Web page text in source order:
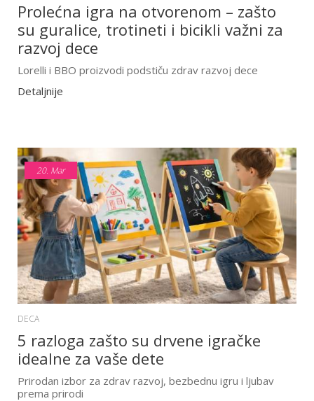
Prolećna igra na otvorenom – zašto
su guralice, trotineti i bicikli važni za
razvoj dece
Lorelli i BBO proizvodi podstiču zdrav razvoj dece
Detaljnije
20. Mar
DECA
5 razloga zašto su drvene igračke
idealne za vaše dete
Prirodan izbor za zdrav razvoj, bezbednu igru i ljubav
prema prirodi